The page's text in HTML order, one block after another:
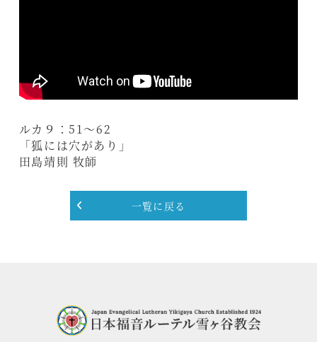
ルカ９：51〜62
「狐には穴があり」
田島靖則 牧師
一覧に戻る